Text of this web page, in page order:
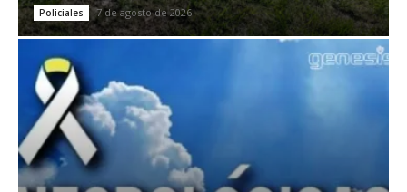
Policiales 7 de agosto de 2026